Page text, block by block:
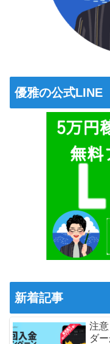
優雅の公式LINE
新着記事
注
ダ